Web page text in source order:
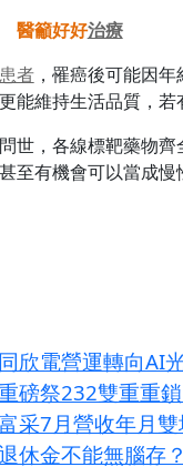
醫籲好好治療
患者，罹癌後可能因年
能維持生活品質，
世，各線標靶藥物
至有機會可以當成慢
同欣電營運轉向
重磅祭232雙重重
富采7月營收年月
休金不能無腦存